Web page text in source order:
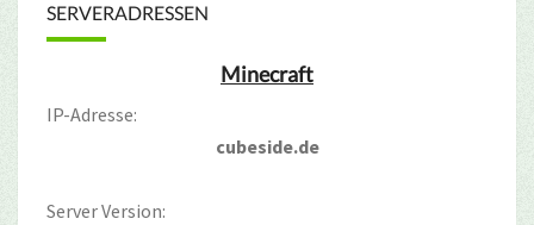
SERVERADRESSEN
Minecraft
IP-Adresse:
cubeside.de
Server Version: